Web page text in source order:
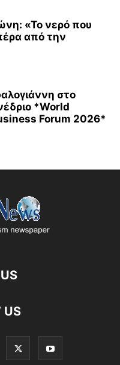
«Το νερό που
από την
στο
*World
Forum 2026*
US